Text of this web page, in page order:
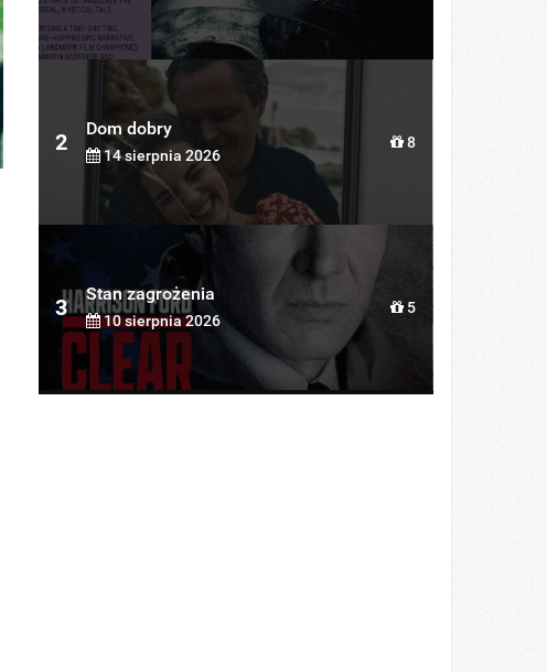
2
Dom dobry
14 sierpnia 2026
8
3
Stan zagrożenia
10 sierpnia 2026
5